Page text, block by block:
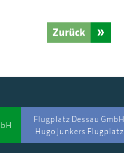
Zurück
Flugplatz Dessau GmbH
Hugo Junkers Flugplatz